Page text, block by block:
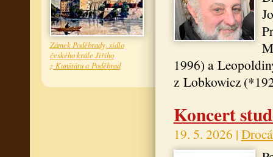
Zámek Poděbrady, sídlo
českého krále Jiřího
z Kunštátu a Poděbrad
1996) a
z Lobkowicz
Koncert
19. 5. 2026 |